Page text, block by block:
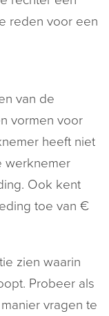
reden voor een
van de
vormen voor
heeft niet
werknemer
Ook kent
toe van €
zien waarin
Probeer als
vragen te